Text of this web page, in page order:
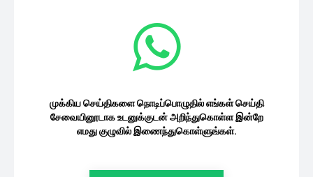
கியூட்டாக நடந்த ஆல்யா மானசா-சஞ்சீவ்
மகனின் பிறந்தநாள் கொண்டாட்டம்..
வீடியோ இதோ
08/08/2026
ஐஸ்வர்யா ராய் காரில் மோதிய பேருந்து..
இணையத்தில் வைரலாகும் வீடியோ
08/08/2026